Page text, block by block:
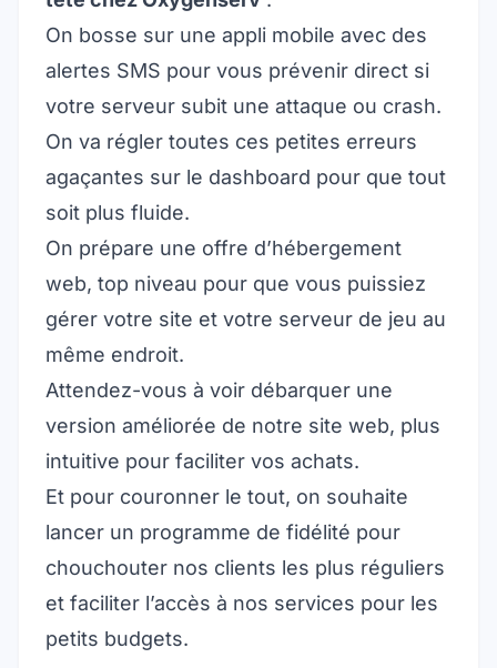
On bosse sur une appli mobile avec des
alertes SMS pour vous prévenir direct si
votre serveur subit une attaque ou crash.
On va régler toutes ces petites erreurs
agaçantes sur le dashboard pour que tout
soit plus fluide.
On prépare une offre d’hébergement
web, top niveau pour que vous puissiez
gérer votre site et votre serveur de jeu au
même endroit.
Attendez-vous à voir débarquer une
version améliorée de notre site web, plus
intuitive pour faciliter vos achats.
Et pour couronner le tout, on souhaite
lancer un programme de fidélité pour
chouchouter nos clients les plus réguliers
et faciliter l’accès à nos services pour les
petits budgets.